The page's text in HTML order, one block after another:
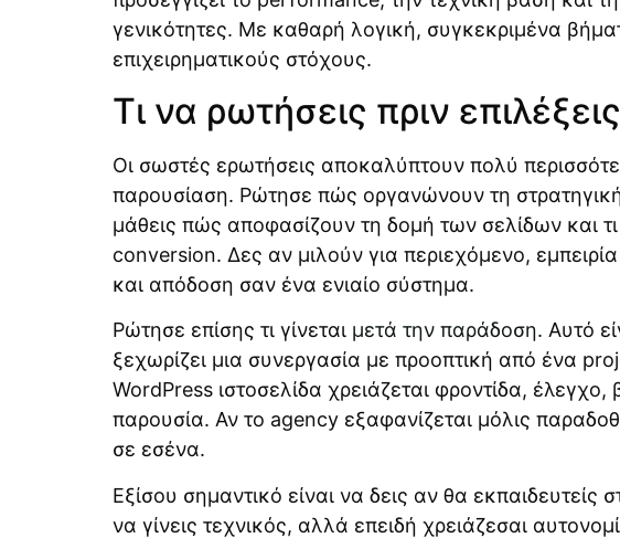
γενικότητες. Με καθαρή λογική, συγκεκριμένα
επιχειρηματικούς στόχους.
Τι να ρωτήσεις πριν
Οι σωστές ερωτήσεις αποκαλύπτουν πολύ
παρουσίαση. Ρώτησε πώς οργανώνουν τη
μάθεις πώς αποφασίζουν τη δομή των σελίδων και
conversion. Δες αν μιλούν για περιεχόμενο,
και απόδοση σαν ένα ενιαίο σύστημα.
Ρώτησε επίσης τι γίνεται μετά την παράδοση. Αυτό
ξεχωρίζει μια συνεργασία με προοπτική από ένα
WordPress ιστοσελίδα χρειάζεται φροντίδα, έλεγχο,
παρουσία. Αν το agency εξαφανίζεται μόλις
σε εσένα.
Εξίσου σημαντικό είναι να δεις αν θα εκπαιδευτείς
να γίνεις τεχνικός, αλλά επειδή χρειάζεσαι